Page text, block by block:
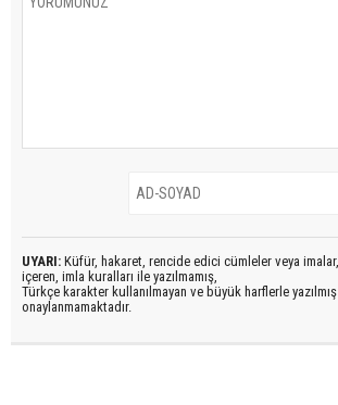
UYARI: Küfür, hakaret, rencide edici cümleler veya
içeren, imla kuralları ile yazılmamış,
Türkçe karakter kullanılmayan ve büyük harflerle
onaylanmamaktadır.